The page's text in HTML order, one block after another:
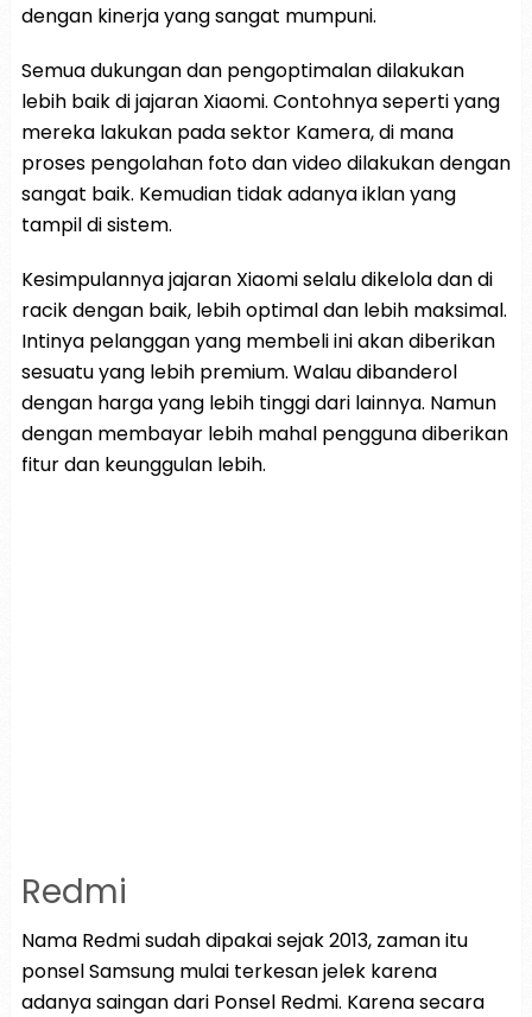
dengan kinerja yang sangat mumpuni.
Semua dukungan dan pengoptimalan dilakukan
lebih baik di jajaran Xiaomi. Contohnya seperti yang
mereka lakukan pada sektor Kamera, di mana
proses pengolahan foto dan video dilakukan dengan
sangat baik. Kemudian tidak adanya iklan yang
tampil di sistem.
Kesimpulannya jajaran Xiaomi selalu dikelola dan di
racik dengan baik, lebih optimal dan lebih maksimal.
Intinya pelanggan yang membeli ini akan diberikan
sesuatu yang lebih premium. Walau dibanderol
dengan harga yang lebih tinggi dari lainnya. Namun
dengan membayar lebih mahal pengguna diberikan
fitur dan keunggulan lebih.
Redmi
Nama Redmi sudah dipakai sejak 2013, zaman itu
ponsel Samsung mulai terkesan jelek karena
adanya saingan dari Ponsel Redmi. Karena secara